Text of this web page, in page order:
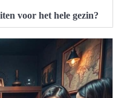
voor het hele gezin?